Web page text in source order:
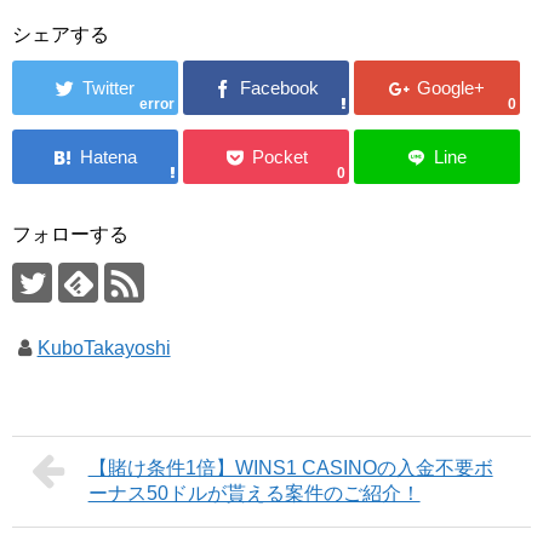
シェアする
error 0
0
フォローする
KuboTakayoshi
【賭け条件1倍】WINS1 CASINOの入金不要ボ
ーナス50ドルが貰える案件のご紹介！